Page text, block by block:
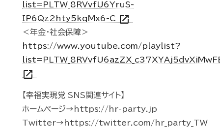
list=PLTW_8RVvfU6YruS-
IP6Qz2hty5kqMx6-C open_in_new
＜年金・社会保障＞
https://www.youtube.com/playlist?
open_in_new
【幸福実現党 SNS関連サイト】
ホームページ→https://hr-party.jp
Twitter→https://twitter.com/hr_party_TW